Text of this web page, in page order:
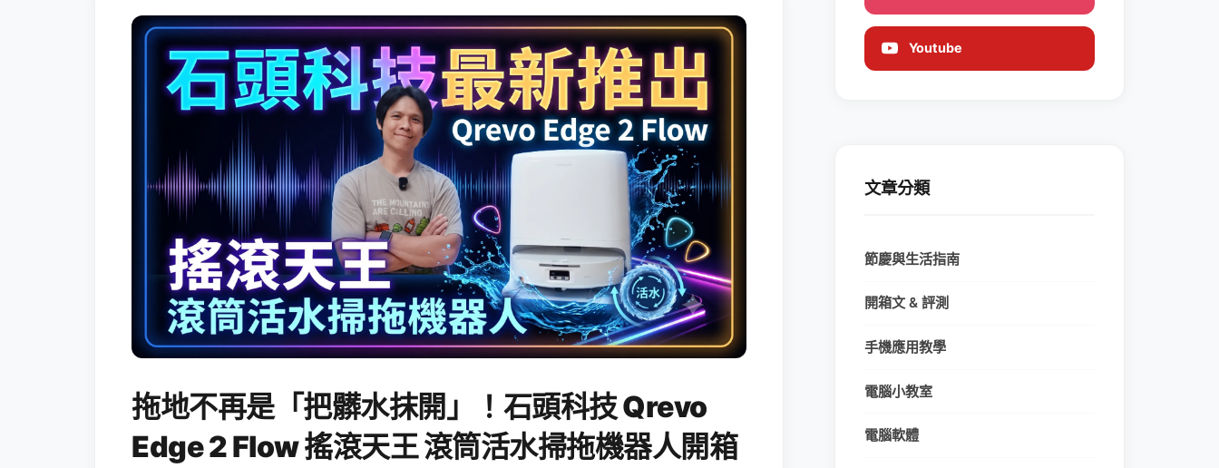
拖地不再是「把髒水抹開」！石頭科技 Qrevo
Edge 2 Flow 搖滾天王 滾筒活水掃拖機器人開箱
Youtube
文章分類
節慶與生活指南
開箱文 & 評測
手機應用教學
電腦小教室
電腦軟體